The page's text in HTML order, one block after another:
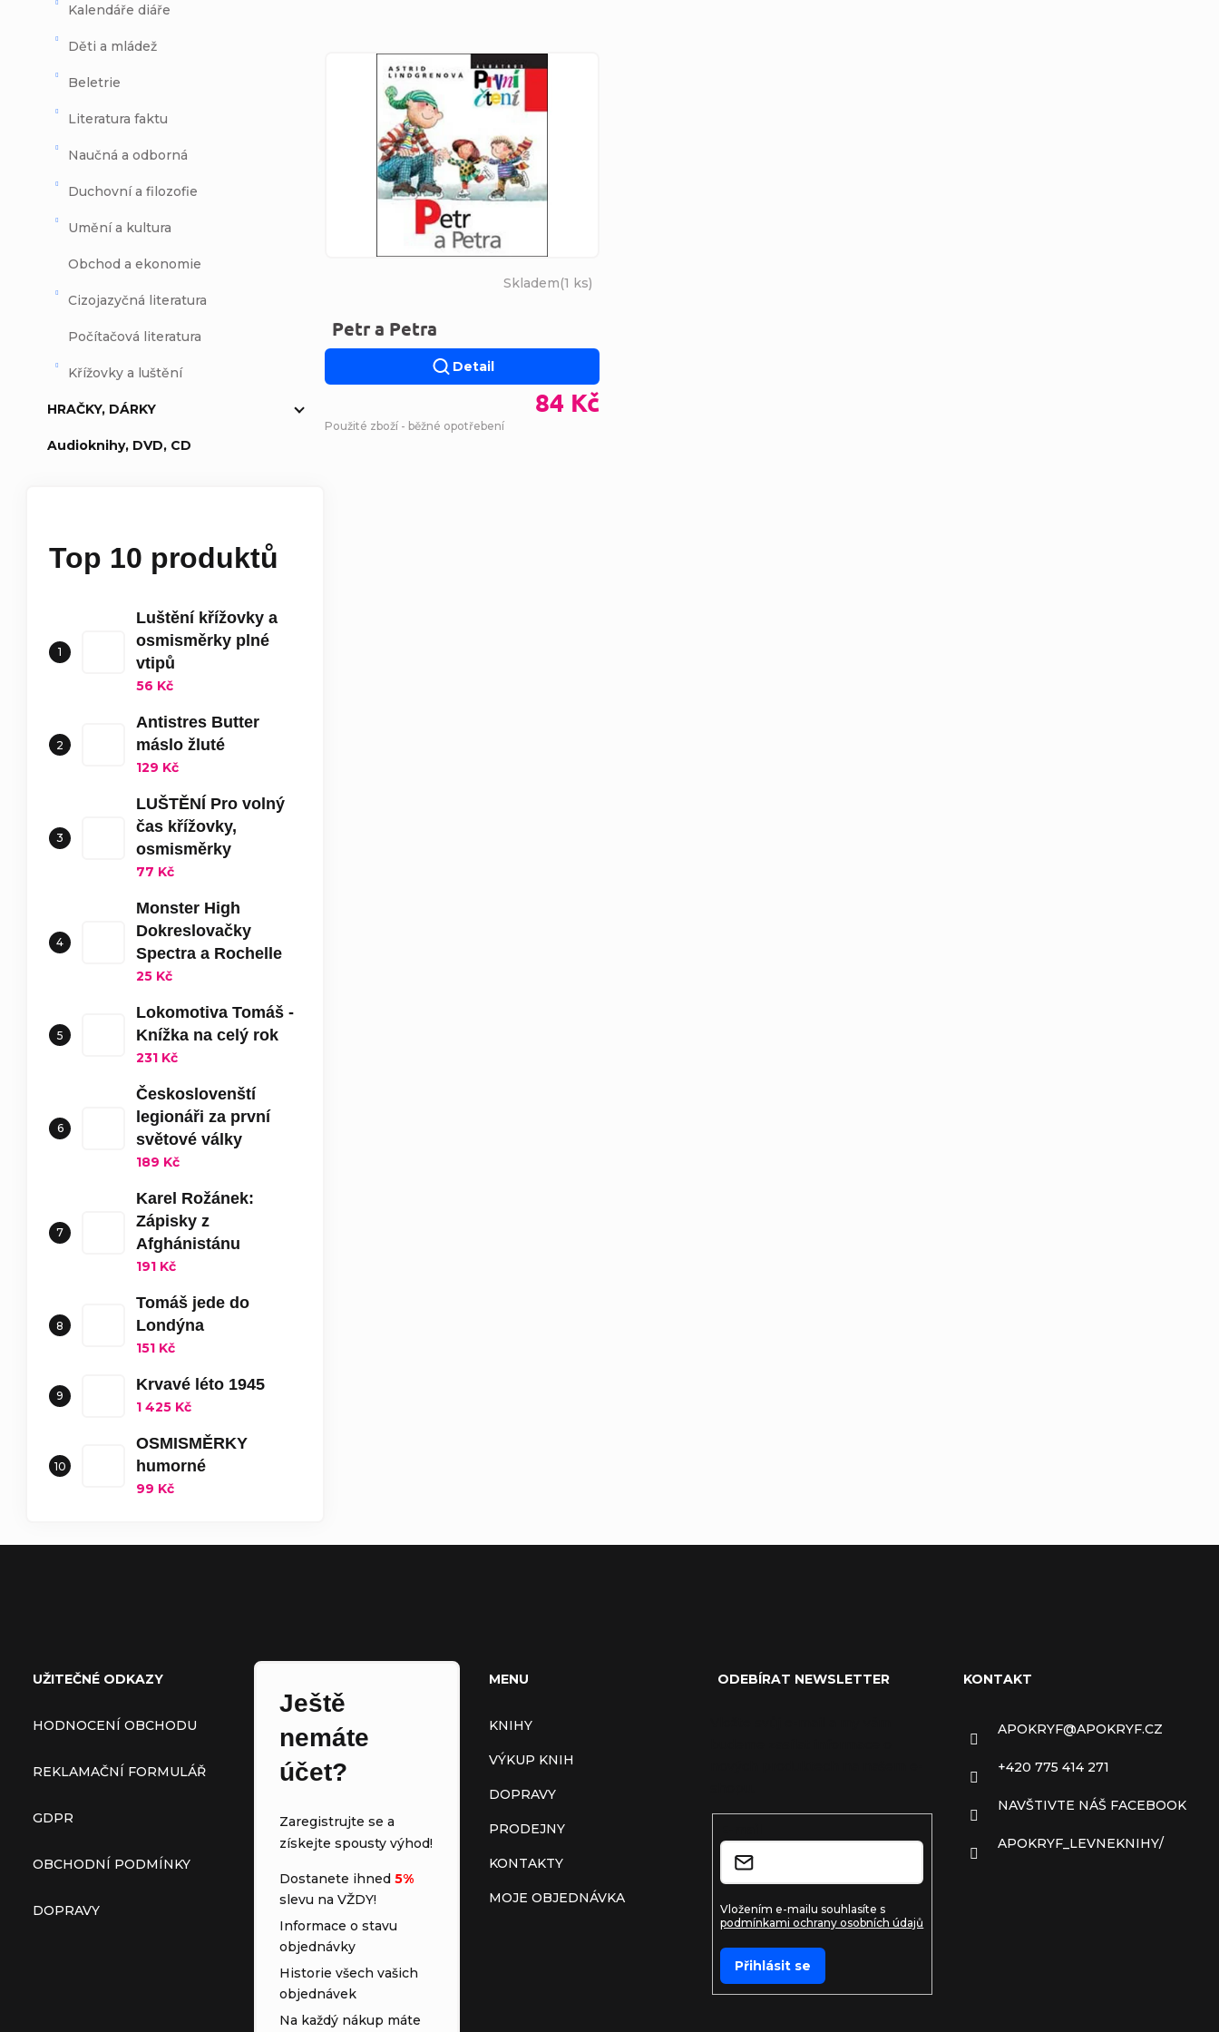
Kalendáře diáře
Děti a mládež
Beletrie
Literatura faktu
Naučná a odborná
Duchovní a filozofie
Umění a kultura
Obchod a ekonomie
Cizojazyčná literatura
Počítačová literatura
Křížovky a luštění
HRAČKY, DÁRKY
Audioknihy, DVD, CD
Top 10 produktů
Luštění křížovky a
osmisměrky plné
vtipů
56 Kč
Antistres Butter
máslo žluté
129 Kč
LUŠTĚNÍ Pro volný
čas křížovky,
osmisměrky
77 Kč
Monster High
Dokreslovačky
Spectra a Rochelle
25 Kč
Lokomotiva Tomáš -
Knížka na celý rok
231 Kč
Českoslovenští
legionáři za první
světové války
189 Kč
Karel Rožánek:
Zápisky z
Afghánistánu
191 Kč
Tomáš jede do
Londýna
151 Kč
Krvavé léto 1945
1 425 Kč
OSMISMĚRKY
humorné
99 Kč
Výpis produktů
Petr a Petra
Skladem(1 ks)
84 Kč
Detail
Použité zboží - běžné opotřebení
UŽITEČNÉ ODKAZY
HODNOCENÍ OBCHODU
REKLAMAČNÍ FORMULÁŘ
GDPR
OBCHODNÍ PODMÍNKY
DOPRAVY
Ještě
nemáte
účet?
Zaregistrujte se a
získejte spousty výhod!
Dostanete ihned 5%
slevu na VŽDY!
Informace o stavu
objednávky
Historie všech vašich
objednávek
Na každý nákup máte
MENU
KNIHY
VÝKUP KNIH
DOPRAVY
PRODEJNY
KONTAKTY
MOJE OBJEDNÁVKA
ODEBÍRAT NEWSLETTER
Vložením e-mailu souhlasíte s
podmínkami ochrany osobních údajů
Přihlásit se
KONTAKT
APOKRYF@APOKRYF.CZ
+420 775 414 271
NAVŠTIVTE NÁŠ FACEBOOK
APOKRYF_LEVNEKNIHY/